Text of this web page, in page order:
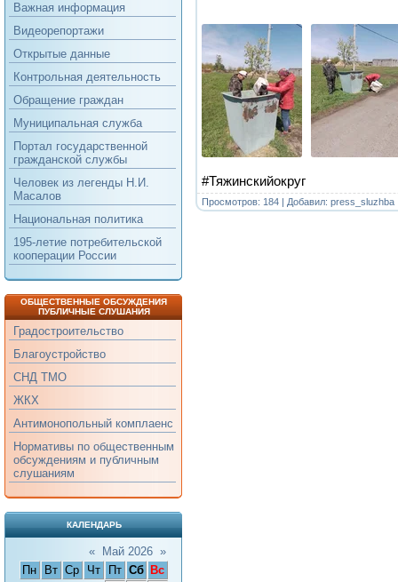
Важная информация
Видеорепортажи
Открытые данные
Контрольная деятельность
Обращение граждан
Муниципальная служба
Портал государственной
гражданской службы
Человек из легенды Н.И.
Масалов
Национальная политика
195-летие потребительской
кооперации России
ОБЩЕСТВЕННЫЕ ОБСУЖДЕНИЯ
ПУБЛИЧНЫЕ СЛУШАНИЯ
Градостроительство
Благоустройство
СНД ТМО
ЖКХ
Антимонопольный комплаенс
Нормативы по общественным
обсуждениям и публичным
слушаниям
КАЛЕНДАРЬ
« Май 2026 »
Пн
Вт Ср Чт Пт Сб
Вс
#Тяжинскийокруг
Просмотров: 184 | Добавил: press_sluzhba